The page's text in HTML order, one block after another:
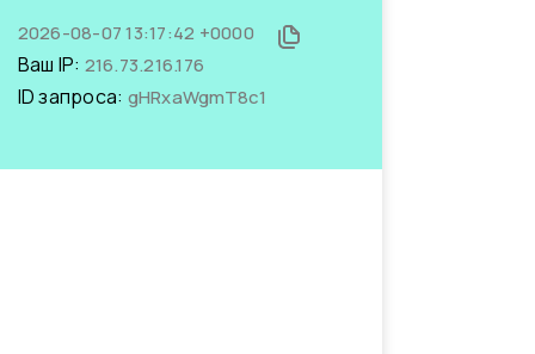
2026-08-07 13:17:42 +0000
Ваш IP: 216.73.216.176
ID запроса: gHRxaWgmT8c1